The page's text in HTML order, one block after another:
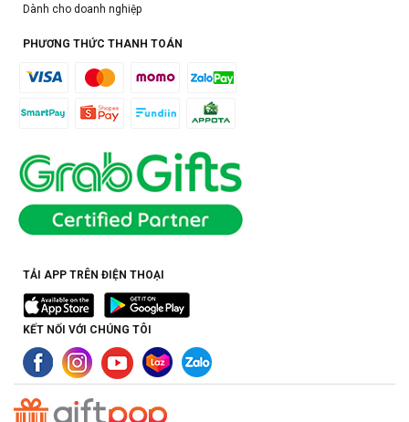
Dành cho doanh nghiệp
PHƯƠNG THỨC THANH TOÁN
TẢI APP TRÊN ĐIỆN THOẠI
KẾT NỐI VỚI CHÚNG TÔI